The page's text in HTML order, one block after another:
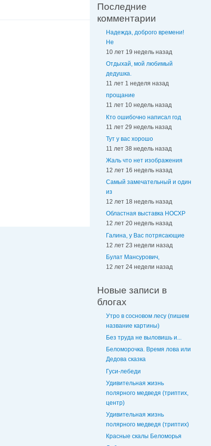
Последние
комментарии
Надежда, доброго времени!
Не
10 лет 19 недель назад
Отдыхай, мой любимый
дедушка.
11 лет 1 неделя назад
прощание
11 лет 10 недель назад
Кто ошибочно написал год
11 лет 29 недель назад
Тут у вас хорошо
11 лет 38 недель назад
Жаль что нет изображения
12 лет 16 недель назад
Самый замечательный и один
из
12 лет 18 недель назад
Областная выставка НОСХР
12 лет 20 недель назад
Галина, у Вас потрясающие
12 лет 23 недели назад
Булат Мансурович,
12 лет 24 недели назад
Новые записи в
блогах
Утро в сосновом лесу (пишем
название картины)
Без труда не выловишь и...
Беломорочка. Время лова или
Дедова сказка
Гуси-лебеди
Удивительная жизнь
полярного медведя (триптих,
центр)
Удивительная жизнь
полярного медведя (триптих)
Красные скалы Беломорья